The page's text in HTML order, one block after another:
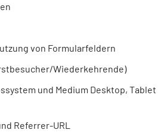
von Formularfeldern
Wieder­kehrende)
und Medium Desktop, Tablet
Referrer-URL